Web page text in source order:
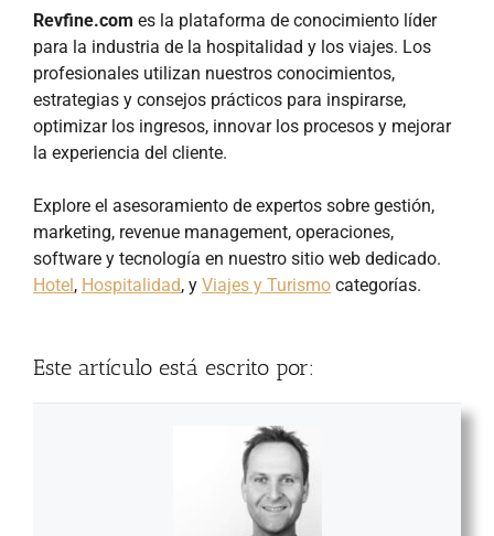
Revfine.com es la plataforma de conocimiento líder
para la industria de la hospitalidad y los viajes. Los
profesionales utilizan nuestros conocimientos,
estrategias y consejos prácticos para inspirarse,
optimizar los ingresos, innovar los procesos y mejorar
la experiencia del cliente.
Explore el asesoramiento de expertos sobre gestión,
marketing, revenue management, operaciones,
software y tecnología en nuestro sitio web dedicado.
Hotel, Hospitalidad, y Viajes y Turismo categorías.
Este artículo está escrito por: